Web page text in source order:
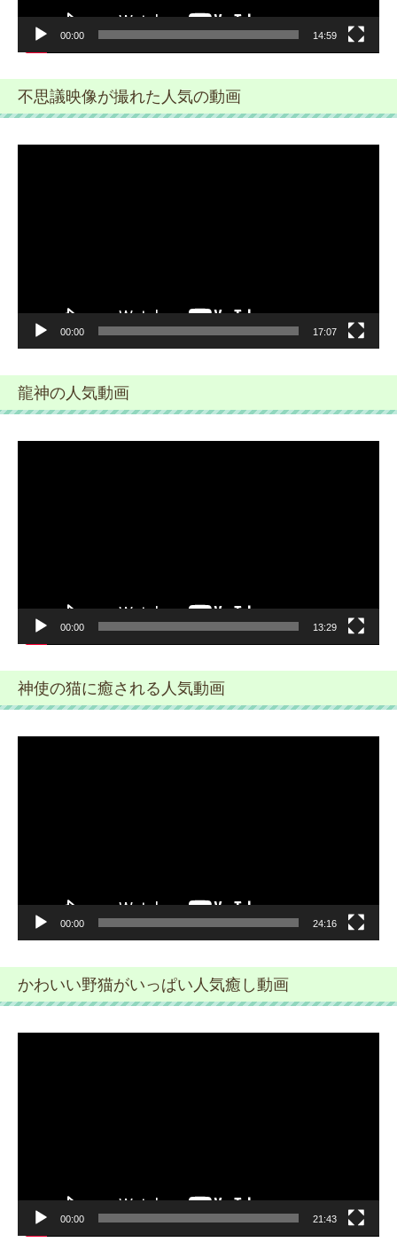
00:00 14:59
不思議映像が撮れた人気の動画
00:00 17:07
龍神の人気動画
00:00 13:29
神使の猫に癒される人気動画
00:00 24:16
かわいい野猫がいっぱい人気癒し動画
00:00 21:43